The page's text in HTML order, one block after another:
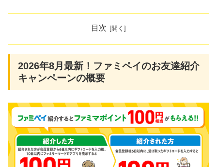
目次
2026年8月最新！ファミペイのお友達紹介
キャンペーンの概要